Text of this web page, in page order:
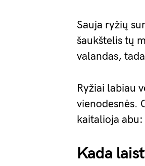
Sauja ryžių
šaukštelis tų
valandas,
Ryžiai labiau
vienodesnės.
kaitalioja
Kada